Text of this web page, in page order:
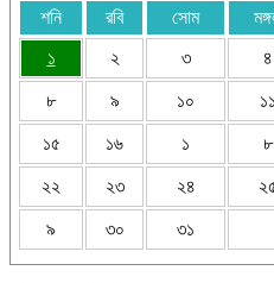
শনি রবি সোম
১
২ ৩ ৪
৮ ৯ ১০ ১১
১৫ ১৬ ১ ৮
২২ ২৩ ২৪
৯ ৩০ ৩১